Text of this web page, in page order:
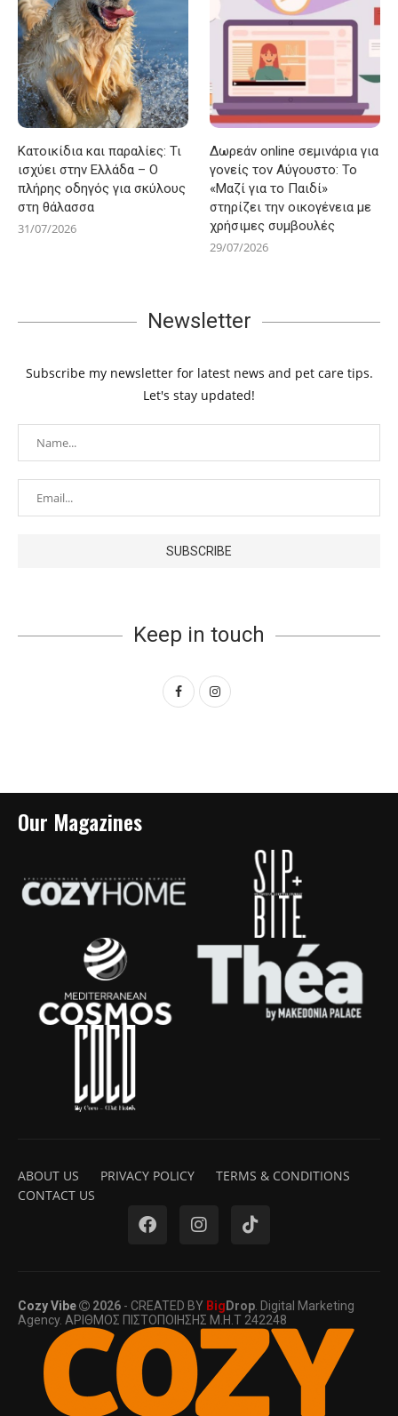
Κατοικίδια και παραλίες: Τι
ισχύει στην Ελλάδα – Ο
πλήρης οδηγός για σκύλους
στη θάλασσα
31/07/2026
Δωρεάν online σεμινάρια για
γονείς τον Αύγουστο: Το
«Μαζί για το Παιδί»
στηρίζει την οικογένεια με
χρήσιμες συμβουλές
29/07/2026
Newsletter
Subscribe my newsletter for latest news and pet care tips.
Let's stay updated!
Keep in touch
Our Magazines
ABOUT US PRIVACY POLICY
TERMS & CONDITIONS
CONTACT US
Cozy Vibe 2026 - CREATED BY Big Drop . Digital Marketing
Agency. ΑΡΙΘΜΟΣ ΠΙΣΤΟΠΟΙΗΣΗΣ Μ.Η.Τ 242248